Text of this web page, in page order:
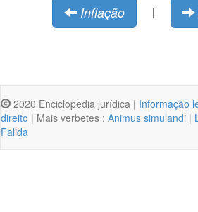
Inflação |
2020 Enciclopedia jurídica | Informação
direito | Mais verbetes : Animus simulandi |
Falida